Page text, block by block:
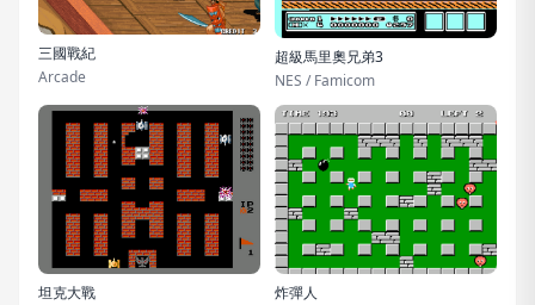
三國戰紀
Arcade
超級馬里奧兄弟3
NES / Famicom
坦克大戰
炸彈人